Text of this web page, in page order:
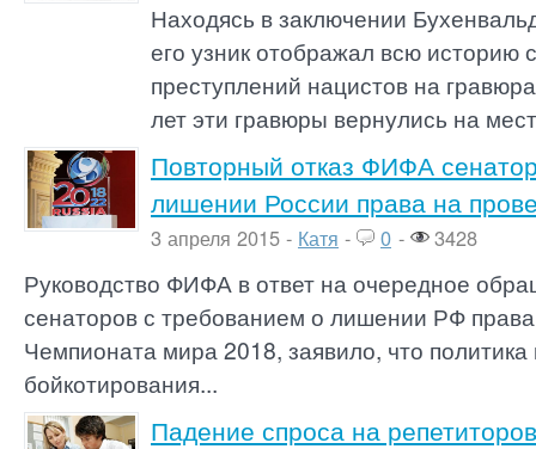
Находясь в заключении
его узник отображал всю историю
преступлений нацистов на
лет эти гравюры вернулись на
Повторный отказ ФИФА
лишении России права на
3 апреля 2015 - Катя - 0 - 3428
Руководство ФИФА в ответ на очередное
сенаторов с требованием о лишении РФ
Чемпионата мира 2018, заявило, что политика
бойкотирования...
Падение спроса на